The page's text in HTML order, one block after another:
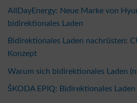
AllDayEnergy: Neue Marke von
bidirektionales Laden
Bidirektionales Laden nachrüsten:
Konzept
Warum sich bidirektionales Laden
ŠKODA EPIQ: Bidirektionales